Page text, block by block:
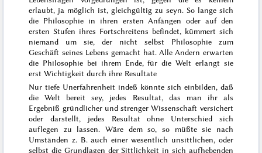
erlaubt, ja möglich ist, gleichgültig zu seyn. So lange sich
die Philosophie in ihren ersten Anfängen oder auf den
ersten Stufen ihres Fortschreitens befindet, kümmert sich
niemand um sie, der nicht selbst Philosophie zum
Geschäft seines Lebens gemacht hat. Alle Andern erwarten
die Philosophie bei ihrem Ende, für die Welt erlangt sie
erst Wichtigkeit durch ihre Resultate
Nur tiefe Unerfahrenheit indeß könnte sich einbilden, daß
die Welt bereit sey, jedes Resultat, das man ihr als
Ergebniß gründlicher und strenger Wissenschaft versichert
oder darstellt, jedes Resultat ohne Unterschied sich
auflegen zu lassen. Wäre dem so, so müßte sie nach
Umständen z. B. auch einer wesentlich unsittlichen, oder
selbst die Grundlagen der Sittlichkeit in sich aufhebenden